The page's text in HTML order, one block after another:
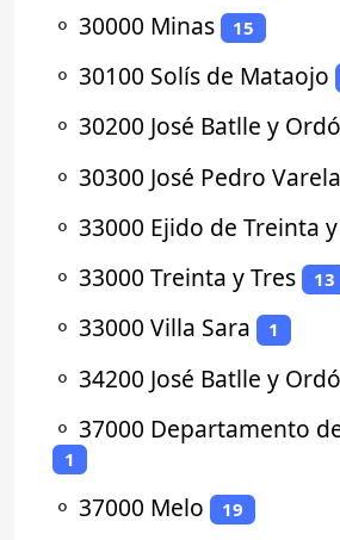
⚬ 30000 Minas 15
⚬ 30100 Solís de Mataojo
⚬ 30200 José Batlle y
⚬ 30300 José Pedro Varela
⚬ 33000 Ejido de Treinta
⚬ 33000 Treinta y Tres 13
⚬ 33000 Villa Sara 1
⚬ 34200 José Batlle y
⚬ 37000 Departamento
1
⚬ 37000 Melo 19